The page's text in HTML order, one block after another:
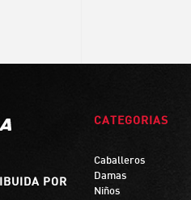
POR
CATEGORIAS
Caballeros
Damas
Niños